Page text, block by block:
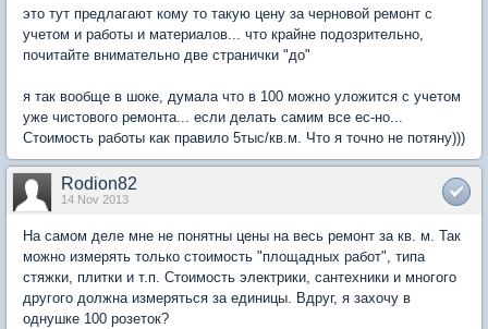
это тут предлагают кому то такую цену за черновой ремонт с
учетом и работы и материалов... что крайне подозрительно,
почитайте внимательно две странички "до"
я так вообще в шоке, думала что в 100 можно уложится с учетом
уже чистового ремонта... если делать самим все ес-но...
Стоимость работы как правило 5тыс/кв.м. Что я точно не потяну)))
Rodion82
14 Nov 2013
На самом деле мне не понятны цены на весь ремонт за кв. м. Так
можно измерять только стоимость "площадных работ", типа
стяжки, плитки и т.п. Стоимость электрики, сантехники и многого
другого должна измеряться за единицы. Вдруг, я захочу в
однушке 100 розеток?